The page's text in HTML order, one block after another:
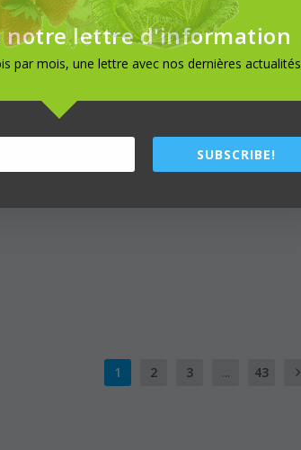
1 2 3 ... 43
notre lettre d'information
par mois, une lettre avec nos dernières actualités
SUBSCRIBE!